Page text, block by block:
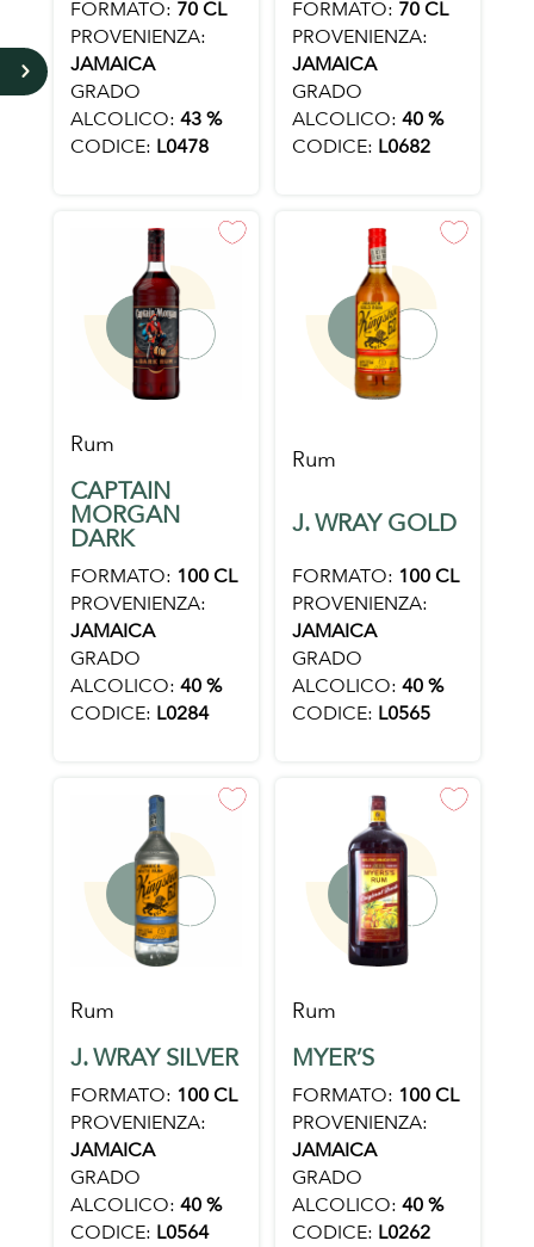
5
FORMATO: 70 CL
PROVENIENZA:
JAMAICA
GRADO
ALCOLICO: 43 %
CODICE: L0478
FORMATO: 70 CL
PROVENIENZA:
JAMAICA
GRADO
ALCOLICO: 40 %
CODICE: L0682
Rum
CAPTAIN
MORGAN
DARK
FORMATO: 100 CL
PROVENIENZA:
JAMAICA
GRADO
ALCOLICO: 40 %
CODICE: L0284
Rum
J. WRAY GOLD
FORMATO: 100 CL
PROVENIENZA:
JAMAICA
GRADO
ALCOLICO: 40 %
CODICE: L0565
Rum
J. WRAY SILVER
FORMATO: 100 CL
PROVENIENZA:
JAMAICA
GRADO
ALCOLICO: 40 %
CODICE: L0564
Rum
MYER’S
FORMATO: 100 CL
PROVENIENZA:
JAMAICA
GRADO
ALCOLICO: 40 %
CODICE: L0262